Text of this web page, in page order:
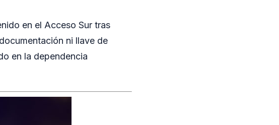
en el Acceso Sur tras
ni llave de
en la dependencia